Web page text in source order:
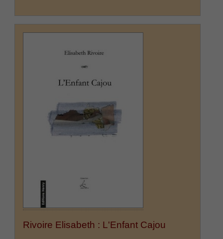
Rivoire Elisabeth : L'Enfant Cajou